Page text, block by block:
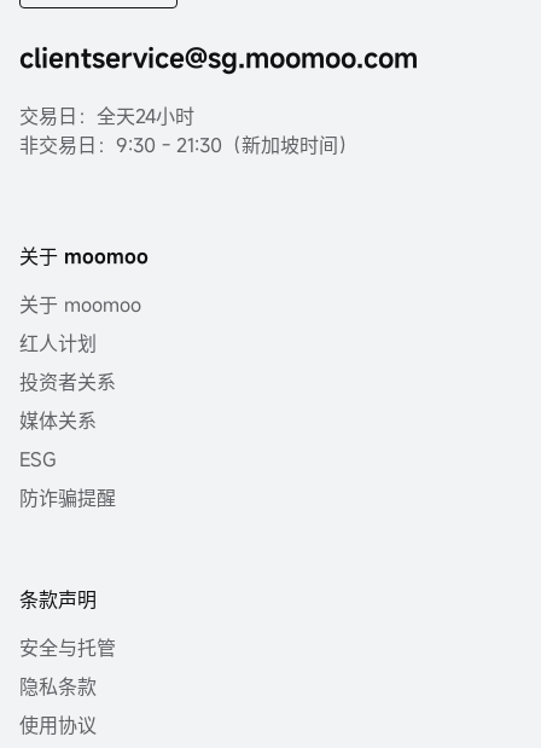
clientservice@sg.moomoo.com
交易日：全天24小时
非交易日：9:30 - 21:30（新加坡时间）
关于 moomoo
关于 moomoo
红人计划
投资者关系
媒体关系
ESG
防诈骗提醒
条款声明
安全与托管
隐私条款
使用协议